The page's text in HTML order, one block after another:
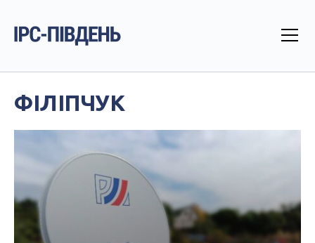
ФІЛІПЧУК